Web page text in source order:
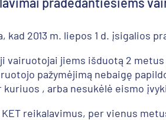
kad 2013 m. liepos 1 d.
jiems išduotą 2
pažymėjimą nebaigę
, arba nesukėlė eismo
reikalavimus, per vienus